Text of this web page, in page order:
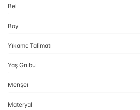
Bel
Boy
Yıkama Talimatı
Yaş Grubu
Menşei
Materyal